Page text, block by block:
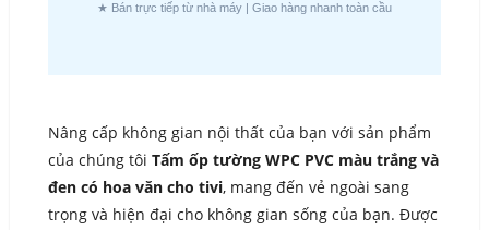
★ Bán trực tiếp từ nhà máy | Giao hàng nhanh toàn cầu
Nâng cấp không gian nội thất của bạn với sản phẩm
của chúng tôi Tấm ốp tường WPC PVC màu trắng và
đen có hoa văn cho tivi, mang đến vẻ ngoài sang
trọng và hiện đại cho không gian sống của bạn. Được